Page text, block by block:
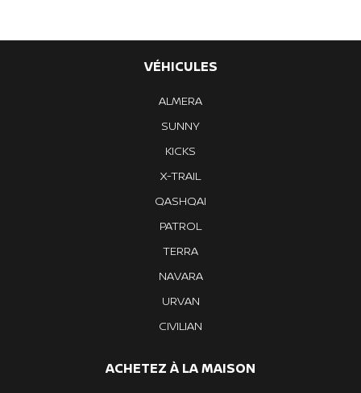
VÉHICULES
ALMERA
SUNNY
KICKS
X-TRAIL
QASHQAI
PATROL
TERRA
NAVARA
URVAN
CIVILIAN
ACHETEZ À LA MAISON